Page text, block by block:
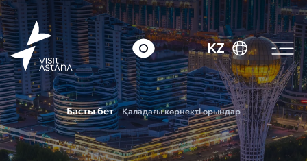
KZ
Басты бет Қаладағы көрнекті орындар